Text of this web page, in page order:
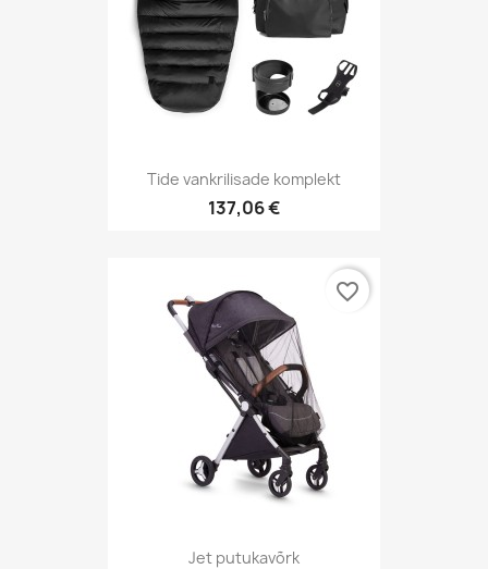
Tide vankrilisade komplekt
137,06 €
Jet putukavõrk
favorite_border